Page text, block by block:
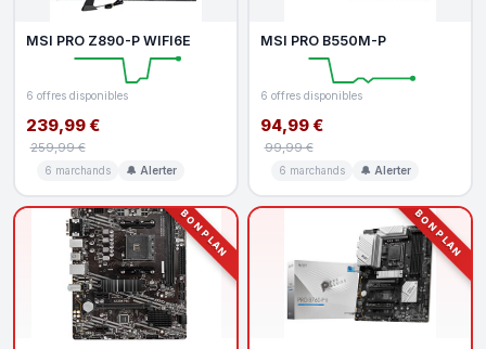
MSI PRO Z890-P WIFI6E
6 offres disponibles
239,99 €
259,99 €
6 marchands 🔔 Alerter
MSI PRO B550M-P
6 offres disponibles
94,99 €
99,99 €
6 marchands 🔔 Alerter
BON PLAN BON PLAN